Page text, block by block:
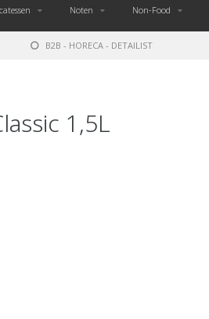
Noten Non-Food
B2B - HORECA - DETAILIST
1,5L